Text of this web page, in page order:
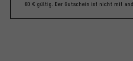
60 € gültig. Der Gutschein ist nicht mit